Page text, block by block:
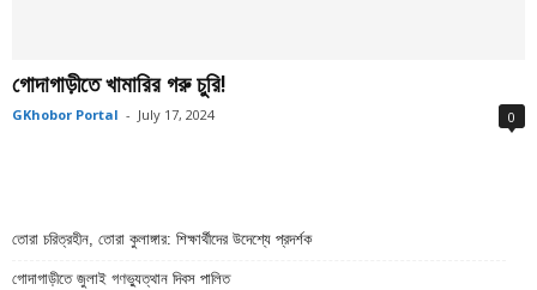
গোদাগাড়ীতে খামারির গরু চুরি!
GKhobor Portal - July 17, 2024 0
তোরা চরিত্রহীন, তোরা কুলাঙ্গার: শিক্ষার্থীদের উদেশ্যে প্রদর্শক
গোদাগাড়ীতে জুলাই গণভ্যুত্থান দিবস পালিত